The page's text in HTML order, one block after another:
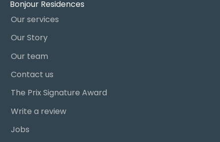
Bonjour Residences
Our services
Our Story
Our team
Contact us
The Prix Signature Award
Write a review
Jobs